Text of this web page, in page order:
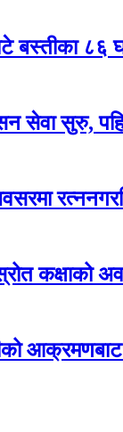
बस्तीका ८६
सेवा सुरु,
कक्षाको